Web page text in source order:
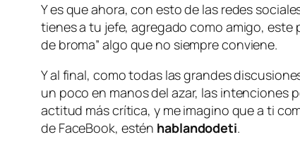
Y es que ahora, con esto de las redes
tienes a tu jefe, agregado como amigo,
de broma” algo que no siempre conviene.
Y al final, como todas las grandes
un poco en manos del azar, las intenciones
actitud más crítica, y me imagino que a ti
de FaceBook, estén hablandodeti.